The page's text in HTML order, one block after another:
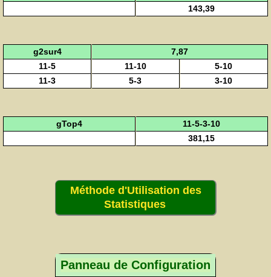
143,39
g2sur4
7,87
11-5
11-10
5-10
11-3
5-3 3-10
gTop4
11-5-3-10
381,15
Méthode d'Utilisation des
Statistiques
Panneau de Configuration